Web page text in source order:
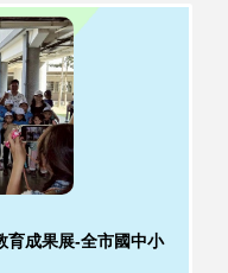
育成果展-全市國中小